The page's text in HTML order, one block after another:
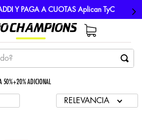
Y PAGA A CUOTAS Aplican TyC
50%+20% ADICIONAL
RELEVANCIA